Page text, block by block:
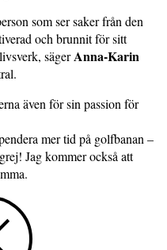
som ser saker från den
och brunnit för sitt
sägerAnna-Karin
även för sin passion för
mer tid på golfbanan –
Jag kommer också att